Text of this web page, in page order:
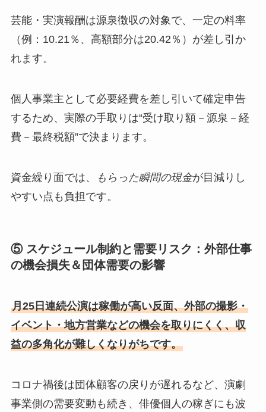
芸能・実演報酬は源泉徴収の対象で、一定の料率
（例：10.21％、高額部分は20.42％）が差し引か
れます。
個人事業主として必要経費を差し引いて確定申告
するため、実際の手取りは“受け取り額－源泉－経
費－最終税額”で決まります。
資金繰り面では、 もらった瞬間の現金が目減りし
やすい点も負担です。
⑤ スケジュール制約と需要リスク：外部仕事
の機会損失＆団体需要の影響
月25日連続公演は稼働が高い反面、外部の撮影・
イベント・地方営業などの機会を取りにくく、収
益の多角化が難しくなりがちです。
コロナ禍後は団体顧客の戻りが遅れるなど、演劇
事業側の需要変動も続き、俳優個人の稼ぎにも波